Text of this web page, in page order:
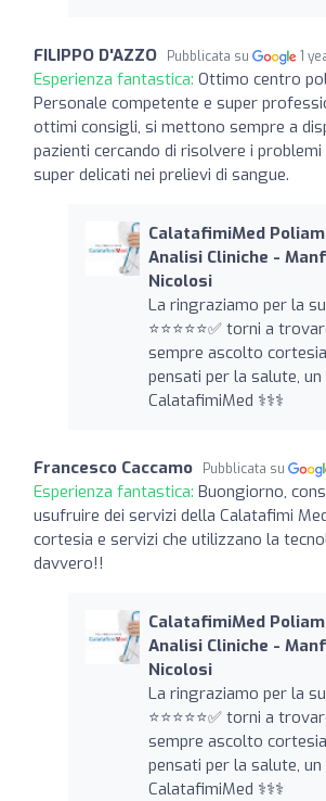
FILIPPO D'AZZO Pubblicata su 1
Esperienza fantastica: Ottimo centro
Personale competente e super
ottimi consigli, si mettono sempre a
pazienti cercando di risolvere i
super delicati nei prelievi di sangue.
CalatafimiMed
Analisi Cliniche -
Nicolosi
La ringraziamo per la
⭐️⭐️⭐️⭐️⭐️✅ torni a
sempre ascolto
pensati per la salute,
CalatafimiMed ‍⚕️‍⚕️‍⚕️
Francesco Caccamo Pubblicata su
Esperienza fantastica: Buongiorno,
usufruire dei servizi della Calatafimi
cortesia e servizi che utilizzano la
davvero!!
CalatafimiMed
Analisi Cliniche -
Nicolosi
La ringraziamo per la
⭐️⭐️⭐️⭐️⭐️✅ torni a
sempre ascolto
pensati per la salute,
CalatafimiMed ‍⚕️‍⚕️‍⚕️